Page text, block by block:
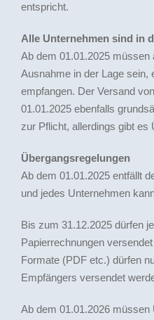
entspricht.
Alle Unternehmen sind in
Ab dem 01.01.2025 müssen
Ausnahme in der Lage sein,
empfangen. Der Versand
01.01.2025 ebenfalls
zur Pflicht, allerdings gibt es
Übergangsregelungen
Ab dem 01.01.2025 entfällt
und jedes Unternehmen
Bis zum 31.12.2025 dürfen
Papierrechnungen
Formate (PDF etc.) dürfen
Empfängers versendet
Ab dem 01.01.2026 müssen